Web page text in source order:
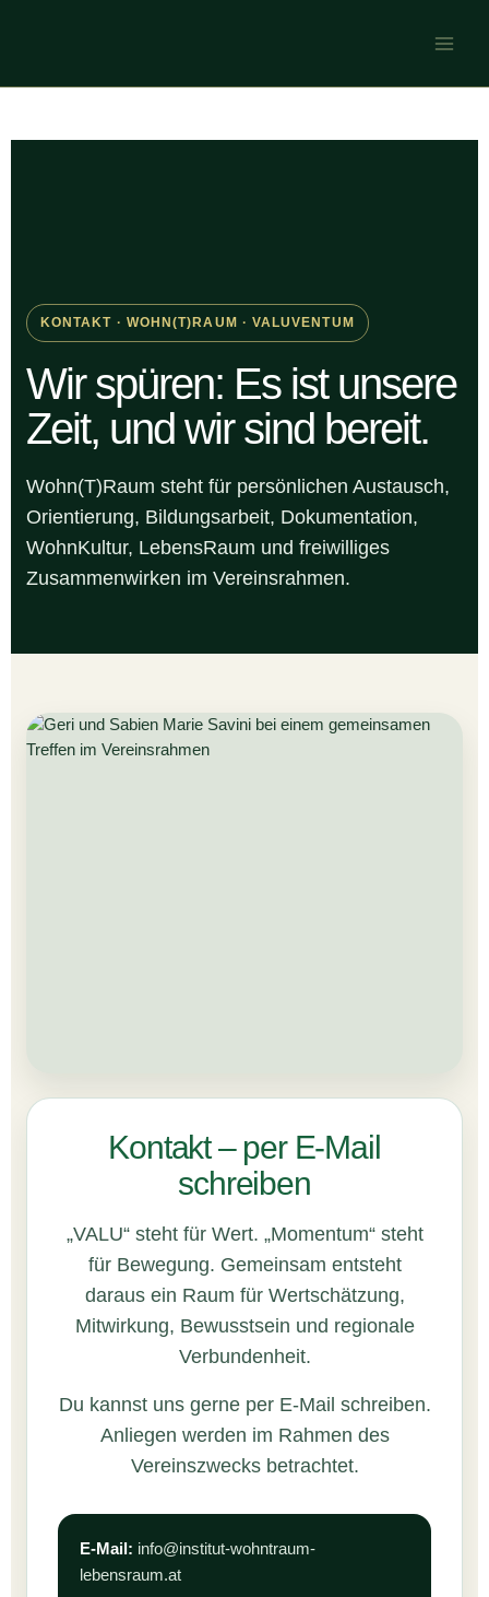
KONTAKT · WOHN(T)RAUM · VALUVENTUM
Wir spüren: Es ist unsere
Zeit, und wir sind bereit.
Wohn(T)Raum steht für persönlichen Austausch,
Orientierung, Bildungsarbeit, Dokumentation,
WohnKultur, LebensRaum und freiwilliges
Zusammenwirken im Vereinsrahmen.
Kontakt – per E-Mail
schreiben
„VALU“ steht für Wert. „Momentum“ steht
für Bewegung. Gemeinsam entsteht
daraus ein Raum für Wertschätzung,
Mitwirkung, Bewusstsein und regionale
Verbundenheit.
Du kannst uns gerne per E-Mail schreiben.
Anliegen werden im Rahmen des
Vereinszwecks betrachtet.
E-Mail: info@institut-wohntraum-
lebensraum.at